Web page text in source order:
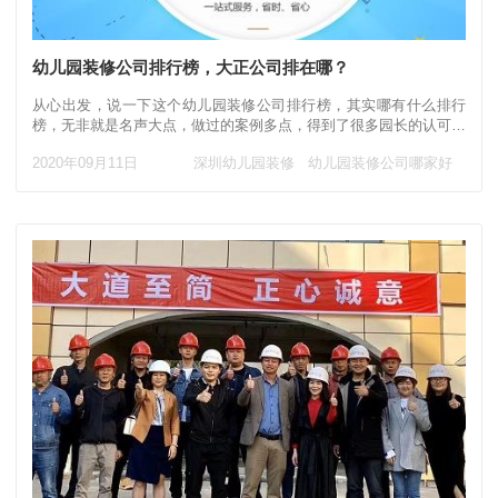
幼儿园装修公司排行榜，大正公司排在哪？
从心出发，说一下这个幼儿园装修公司排行榜，其实哪有什么排行
榜，无非就是名声大点，做过的案例多点，得到了很多园长的认可等
2020年09月11日
深圳幼儿园装修 幼儿园装修公司哪家好